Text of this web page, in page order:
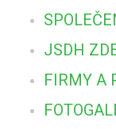
JSDH
FIRMY A